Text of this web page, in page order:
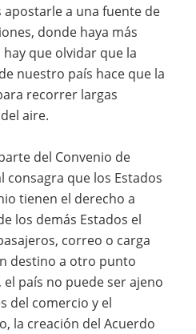
a una fuente de
donde haya más
que olvidar que la
nuestro país hace que la
recorrer largas
aire.
del Convenio de
consagra que los Estados
tienen el derecho a
los demás Estados el
correo o carga
destino a otro punto
país no puede ser ajeno
del comercio y el
la creación del Acuerdo